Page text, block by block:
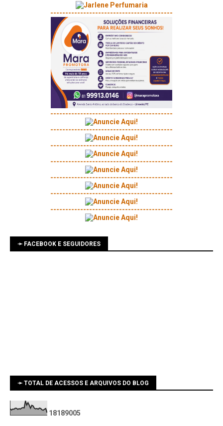
-----------------------------------------
-----------------------------------------
-----------------------------------------
-----------------------------------------
-----------------------------------------
-----------------------------------------
-----------------------------------------
-----------------------------------------
➛ FACEBOOK E SEGUIDORES
➛ TOTAL DE ACESSOS E ARQUIVOS DO BLOG
1 81 89005